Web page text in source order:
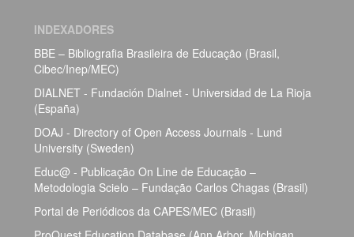
INDEXADORES
BBE – Bibliografia Brasileira de Educação (Brasil,
Cibec/Inep/MEC)
DIALNET - Fundación Dialnet - Universidad de La Rioja
(España)
DOAJ - Directory of Open Access Journals - Lund
University (Sweden)
Educ@ - Publicação On Line de Educação –
Metodologia Scielo – Fundação Carlos Chagas (Brasil)
Portal de Periódicos da CAPES/MEC (Brasil)